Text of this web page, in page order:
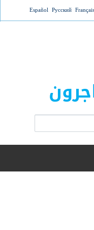
Français
Русский
Español